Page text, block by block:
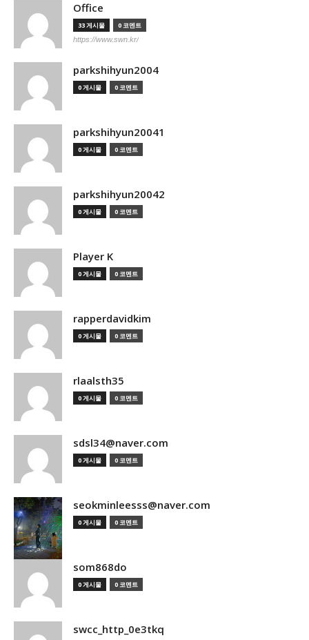
Office
33 게시물 0 코멘트
https://www.swn.kr/
parkshihyun2004
0 게시물 0 코멘트
parkshihyun20041
0 게시물 0 코멘트
parkshihyun20042
0 게시물 0 코멘트
Player K
0 게시물 0 코멘트
rapperdavidkim
0 게시물 0 코멘트
rlaalsth35
0 게시물 0 코멘트
sdsl34@naver.com
0 게시물 0 코멘트
seokminleesss@naver.com
0 게시물 0 코멘트
som868do
0 게시물 0 코멘트
swcc_http_0e3tkq